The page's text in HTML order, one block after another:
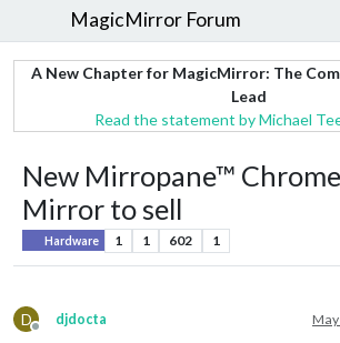
MagicMirror Forum
A New Chapter for MagicMirror: The
Lead
Read the statement by Michael
New Mirropane™
Mirror to sell
Hardware 1 1 602 1
D
Offline
djdocta May